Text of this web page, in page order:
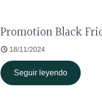
Promotion Black
18/11/2024
Seguir leyendo